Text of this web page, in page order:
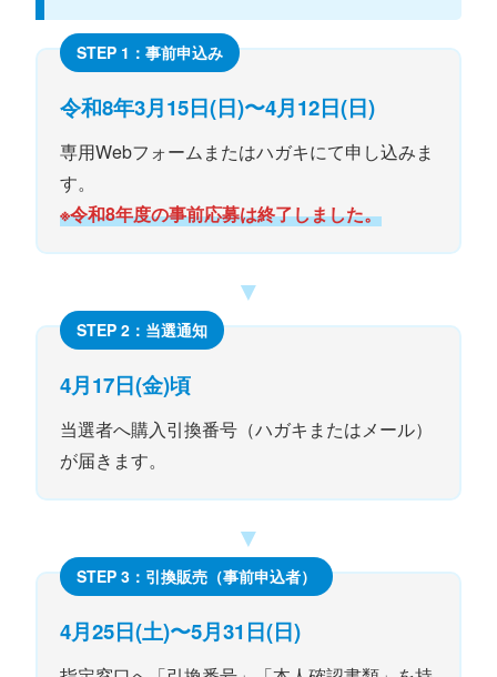
STEP 1：事前申込み
令和8年3月15日(日)〜4月12日(日)
専用Webフォームまたはハガキにて申し込みま
す。
※令和8年度の事前応募は終了しました。
▼
STEP 2：当選通知
4月17日(金)頃
当選者へ購入引換番号（ハガキまたはメール）
が届きます。
▼
STEP 3：引換販売（事前申込者）
4月25日(土)〜5月31日(日)